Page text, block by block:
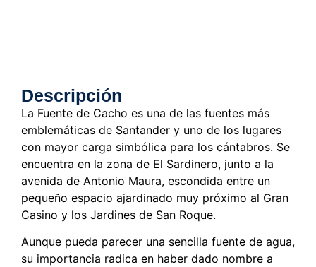
Descripción
La Fuente de Cacho es una de las fuentes más
emblemáticas de Santander y uno de los lugares
con mayor carga simbólica para los cántabros. Se
encuentra en la zona de El Sardinero, junto a la
avenida de Antonio Maura, escondida entre un
pequeño espacio ajardinado muy próximo al Gran
Casino y los Jardines de San Roque.
Aunque pueda parecer una sencilla fuente de agua,
su importancia radica en haber dado nombre a